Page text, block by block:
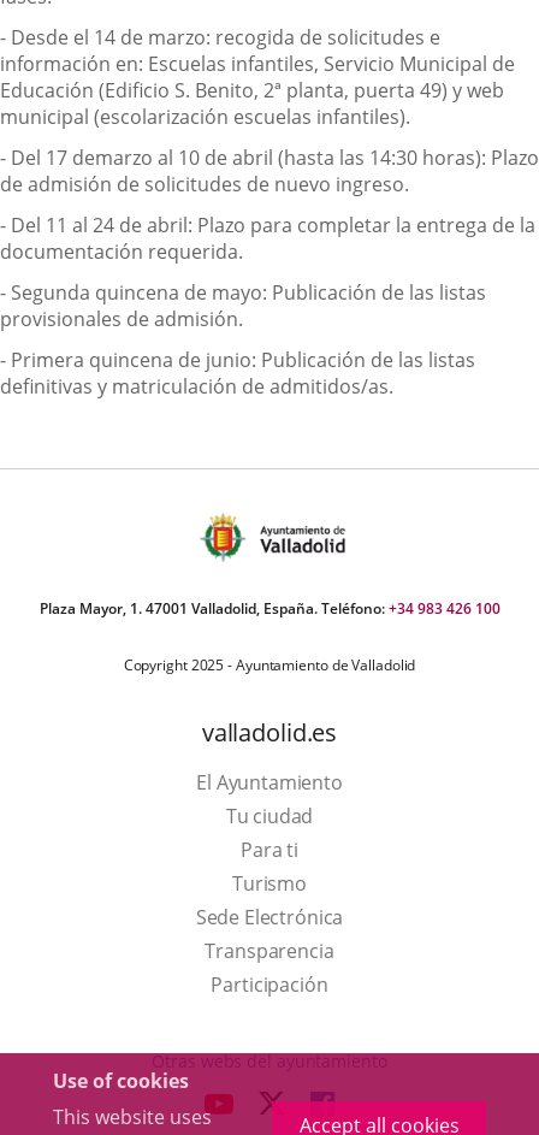
Use of cookies
This website uses
Accept all cookies
- Desde el 14 de marzo: recogida de solicitudes e
información en: Escuelas infantiles, Servicio Municipal de
Educación (Edificio S. Benito, 2ª planta, puerta 49) y web
municipal (escolarización escuelas infantiles).
- Del 17 demarzo al 10 de abril (hasta las 14:30 horas): Plazo
de admisión de solicitudes de nuevo ingreso.
- Del 11 al 24 de abril: Plazo para completar la entrega de la
documentación requerida.
- Segunda quincena de mayo: Publicación de las listas
provisionales de admisión.
- Primera quincena de junio: Publicación de las listas
definitivas y matriculación de admitidos/as.
Plaza Mayor, 1. 47001 Valladolid, España. Teléfono:+34 983 426 100
Copyright 2025 - Ayuntamiento de Valladolid
valladolid.es
El Ayuntamiento
Tu ciudad
Para ti
TurismoThis
link
will
open
a
up
Sede Electrónica
Transparencia
Participación
Otras webs del ayuntamiento
LINK LINKLINK